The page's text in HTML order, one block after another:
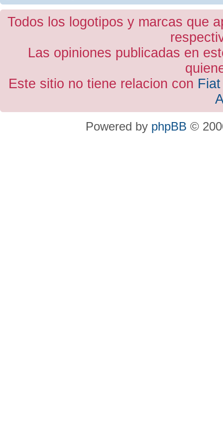
Todos los logotipos y marcas que
Las opiniones publicadas en
Este sitio no tiene relacion con
Powered by phpBB ©